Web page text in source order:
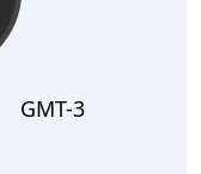
GMT-3